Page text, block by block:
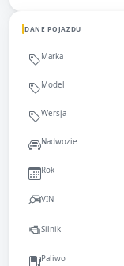
DANE POJAZDU
Marka
Model
Wersja
Nadwozie
Rok
VIN
Silnik
Paliwo